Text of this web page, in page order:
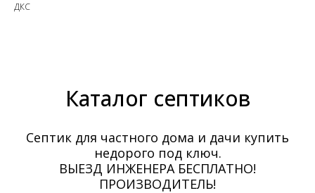
ДКС
Каталог септиков
Септик для частного дома и дачи купить
недорого под ключ.
ВЫЕЗД ИНЖЕНЕРА БЕСПЛАТНО!
ПРОИЗВОДИТЕЛЬ!